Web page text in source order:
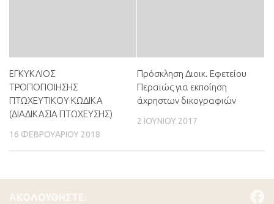
ΕΓΚΥΚΛΙΟΣ
ΤΡΟΠΟΠΟΙΗΣΗΣ
ΠΤΩΧΕΥΤΙΚΟΥ ΚΩΔΙΚΑ
(ΔΙΑΔΙΚΑΣΙΑ ΠΤΩΧΕΥΣΗΣ)
16 ΦΕΒΡΟΥΑΡΊΟΥ 2018
Πρόσκληση Διοικ. Εφετείου
Περαιώς για εκποίηση
άχρηστων δικογραφιών
2 ΙΟΥΝΊΟΥ 2017
ΑΚΟΛΟΥΘΉΣΤΕ: